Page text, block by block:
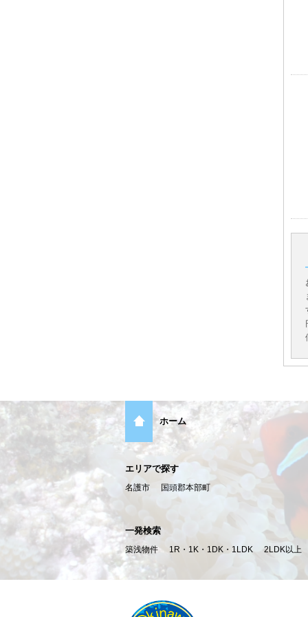
ホーム
エリアで探す
名護市 国頭郡本部町
一発検索
築浅物件 1R・1K・1DK・1LDK 2LDK以上